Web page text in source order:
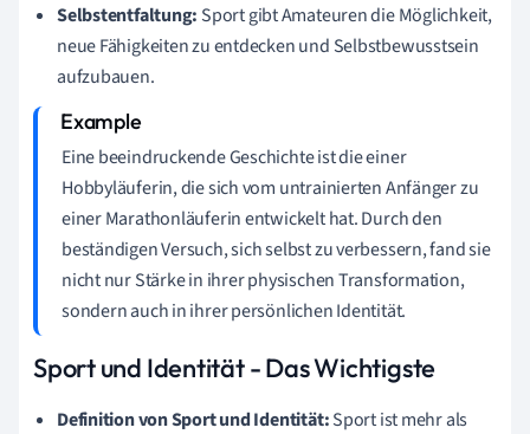
Selbstentfaltung: Sport gibt Amateuren die Möglichkeit,
neue Fähigkeiten zu entdecken und Selbstbewusstsein
aufzubauen.
Eine beeindruckende Geschichte ist die einer
Hobbyläuferin, die sich vom untrainierten Anfänger zu
einer Marathonläuferin entwickelt hat. Durch den
beständigen Versuch, sich selbst zu verbessern, fand sie
nicht nur Stärke in ihrer physischen Transformation,
sondern auch in ihrer persönlichen Identität.
Sport und Identität - Das Wichtigste
Definition von Sport und Identität:Sport ist mehr als